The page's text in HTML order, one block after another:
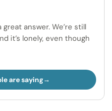
answer. We’re still
it’s lonely, even though
are saying